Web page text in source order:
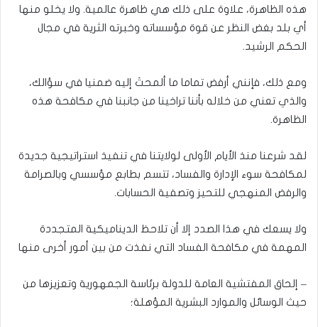
هذه الظاهرة، علاوة على ذلك هي ظاهرة عالمية. ولا يخلو منها
أي بلد بغض النظر عن قوة مؤسساته وخبرته الثرية في مجال
الحكم الرشيد.
ومع ذلك، فإنني أرفض تماما ما ألمحتَ إليه ضمنيا في سؤالك،
والذي تعني من خلاله بأننا تراخينا من جانبنا في مكافحة هذه
الظاهرة.
لقد شرعنا منذ الأيام الأولى لولايتنا في تنفيذ استراتيجية جديدة
لمكافحة سوء الإدارة والفساد، تتسم بطابع مؤسسي وبالصرامة
والرفض المنهجي للتحيز وتصفية الحسابات.
ولا يسعك في هذا الصدد إلا أن تلاحظ الديناميكية المتجددة
المهمة في مكافحة الفساد التي نفذت من بين أمور أخرى منها
– إلحاق المفتشية العامة للدولة برئاسة الجمهورية وتعزيزها من
حيث الوسائل والموارد البشرية المؤهلة؛